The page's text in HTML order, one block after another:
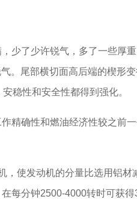
了少许锐气，多了一些厚
。尾部横切面高后端的楔形
稳性和安全性都得到强化。
确性和燃油经济性较之前
使发动机的分量比选用铝材
每分钟2500-4000转时可获